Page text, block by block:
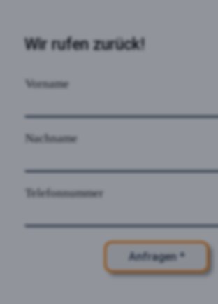
Wir rufen zurück!
Vorname
Nachname
Telefonnummer
Anfragen *